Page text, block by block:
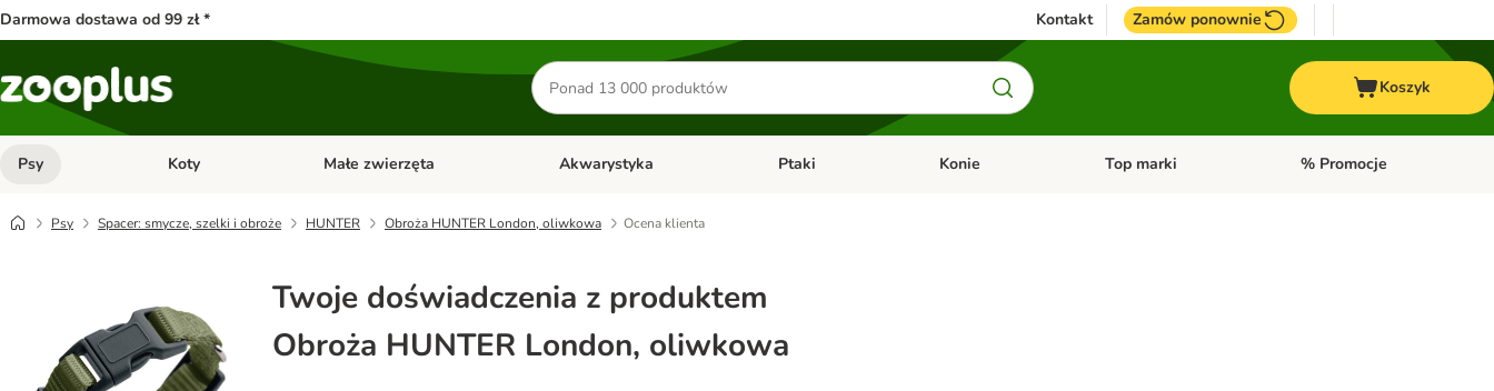
Darmowa dostawa od 99 zł * Kontakt Zamów ponownie
Szukaj
produktów
Koszyk
Psy Otwórz menu kategorii: Psy
Koty Otwórz menu kategorii: Koty
Małe zwierzęta Otwórz menu kategorii: Małe zwierzęta
Akwarystyka Otwórz menu kategorii: Akwarystyka
Ptaki Otwórz menu kategorii: Ptaki
Konie Otwórz menu kategorii: Konie
Top marki Otwórz menu kategorii: Top
% Promocje
Psy Spacer: smycze, szelki i obroże HUNTER Obroża HUNTER London, oliwkowa Ocena klienta
Twoje doświadczenia z produktem
Obroża HUNTER London, oliwkowa